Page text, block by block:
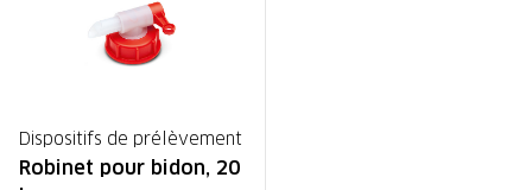
Dispositifs de prélèvement
Robinet pour bidon, 20